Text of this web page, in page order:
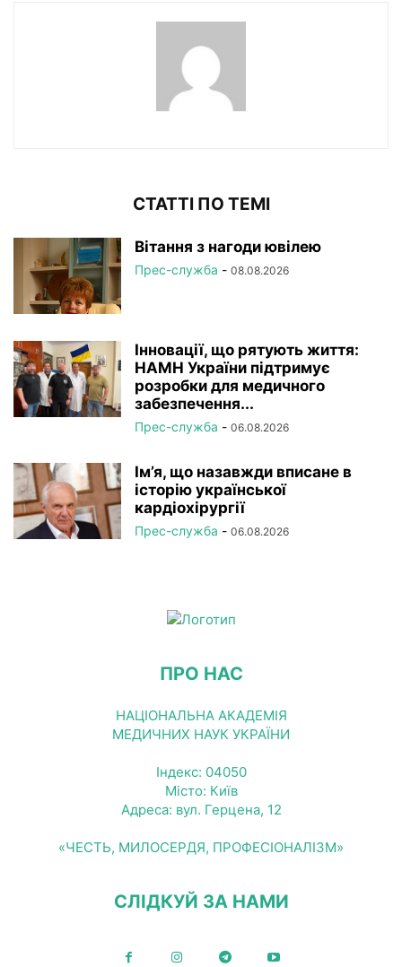
СТАТТІ ПО ТЕМІ
Вітання з нагоди ювілею
Прес-служба - 08.08.2026
Інновації, що рятують життя:
НАМН України підтримує
розробки для медичного
забезпечення...
Прес-служба - 06.08.2026
Ім’я, що назавжди вписане в
історію української
кардіохірургії
Прес-служба - 06.08.2026
ПРО НАС
НАЦІОНАЛЬНА АКАДЕМІЯ
МЕДИЧНИХ НАУК УКРАЇНИ
Індекс: 04050
Місто: Київ
Адреса: вул. Герцена, 12
«ЧЕСТЬ, МИЛОСЕРДЯ, ПРОФЕСІОНАЛІЗМ»
СЛІДКУЙ ЗА НАМИ